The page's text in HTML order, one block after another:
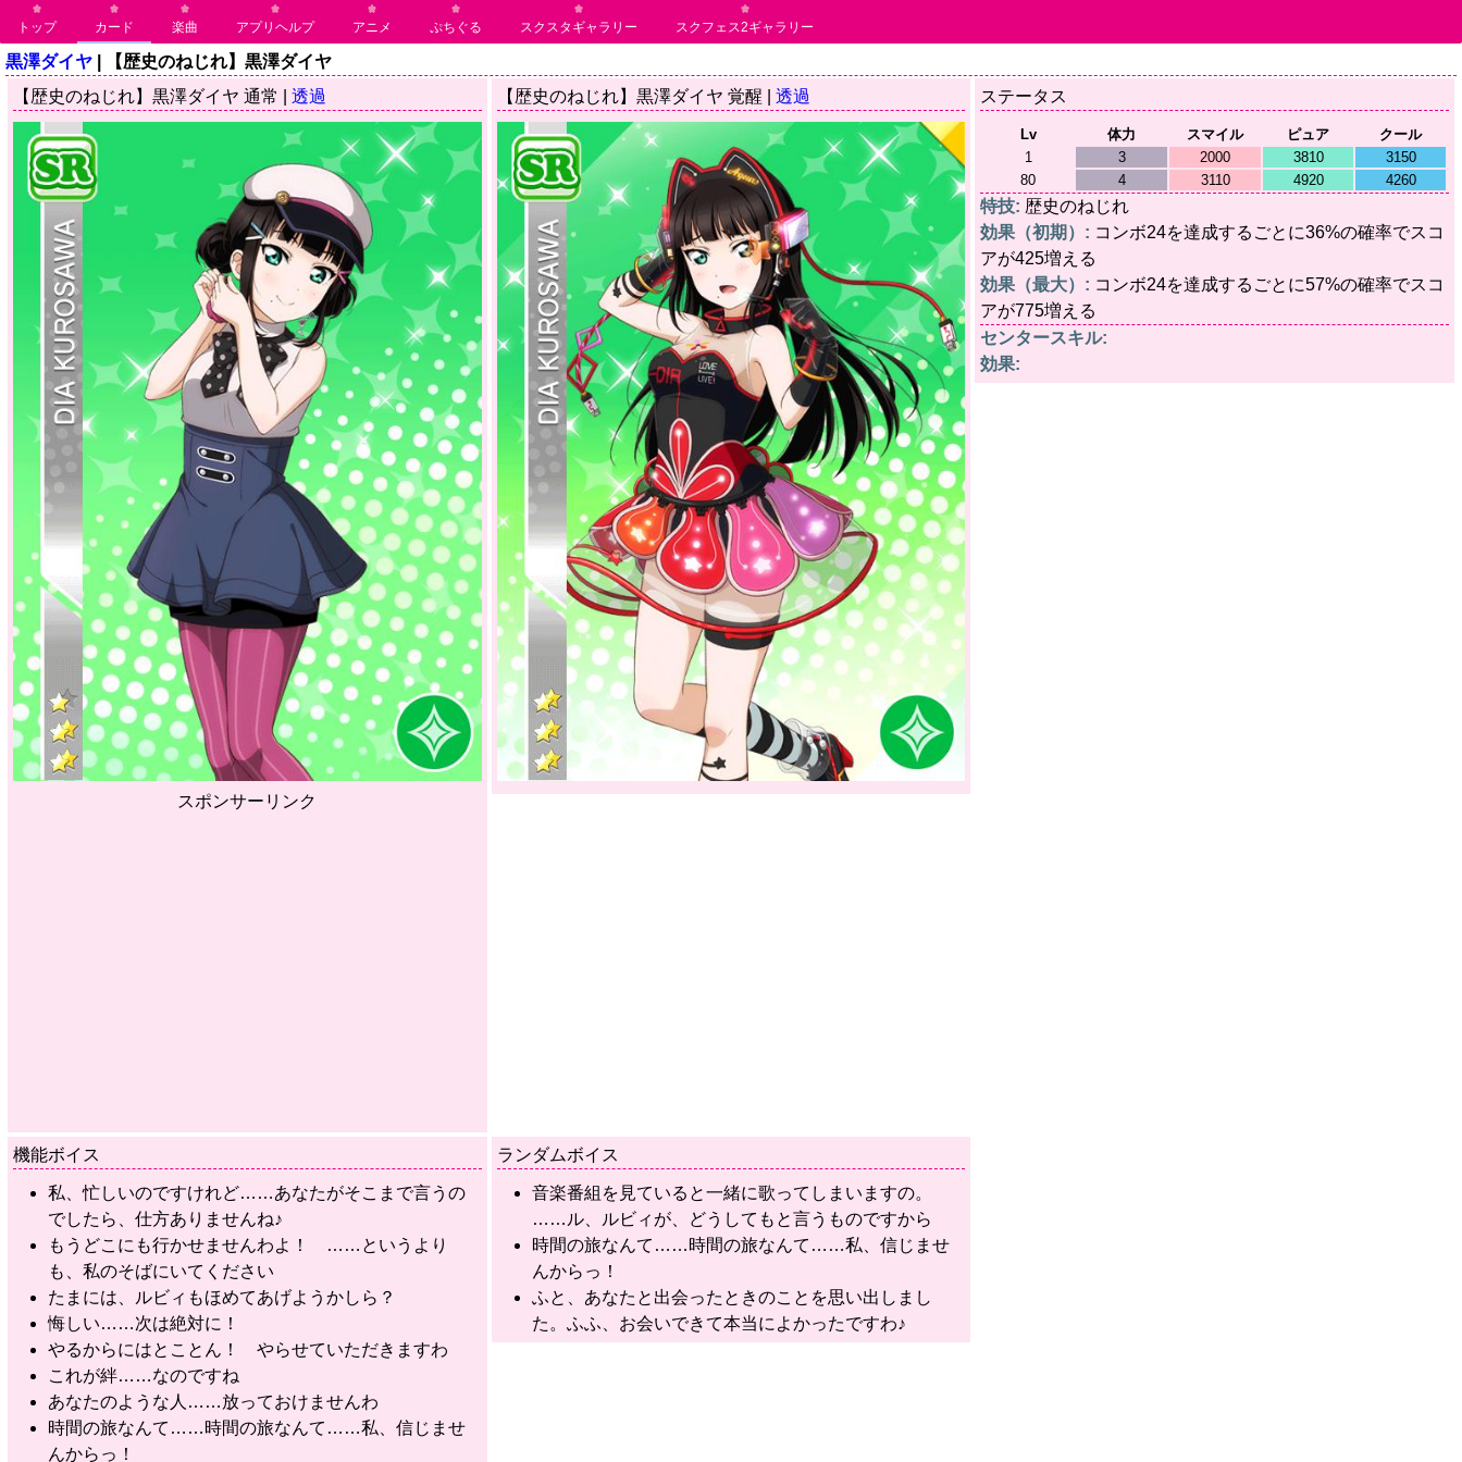
トップ カード 楽曲 アプリヘルプ アニメ ぷちぐる スクスタギャラリー スクフェス2ギャラリー
黒澤ダイヤ | 【歴史のねじれ】黒澤ダイヤ
【歴史のねじれ】黒澤ダイヤ 通常 | 透過
スポンサーリンク
【歴史のねじれ】黒澤ダイヤ 覚醒 | 透過 ステータス
Lv 体力 スマイル ピュア
クール
1
3 2000 3810
3150
80
4 3110 4920 4260
特技: 歴史のねじれ
効果（初期）: コンボ24を達成するごとに36%の確率でスコ
アが425増える
効果（最大）: コンボ24を達成するごとに57%の確率でスコ
アが775増える
センタースキル:
効果:
機能ボイス
私、忙しいのですけれど……あなたがそこまで言うの
でしたら、仕方ありませんね♪
もうどこにも行かせませんわよ！ ……というより
も、私のそばにいてください
たまには、ルビィもほめてあげようかしら？
悔しい……次は絶対に！
やるからにはとことん！ やらせていただきますわ
これが絆……なのですね
あなたのような人……放っておけませんわ
時間の旅なんて……時間の旅なんて……私、信じませ
んからっ！
ランダムボイス
音楽番組を見ていると一緒に歌ってしまいますの。
……ル、ルビィが、どうしてもと言うものですから
時間の旅なんて……時間の旅なんて……私、信じませ
んからっ！
ふと、あなたと出会ったときのことを思い出しまし
た。ふふ、お会いできて本当によかったですわ♪